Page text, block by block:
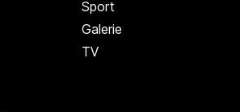
Sport
Galerie
TV